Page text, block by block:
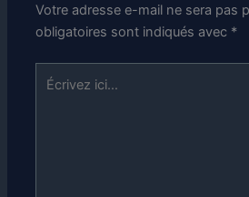
Votre adresse e-mail ne sera pas
obligatoires sont indiqués avec *
ici…